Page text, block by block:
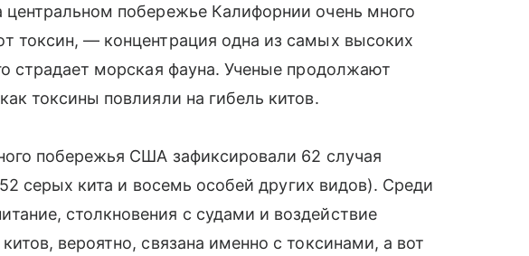
центральном побережье Калифорнии очень много
токсин, — концентрация одна из самых высоких
страдает морская фауна. Ученые продолжают
токсины повлияли на гибель китов.
побережья США зафиксировали 62 случая
серых кита и восемь особей других видов). Среди
столкновения с судами и воздействие
вероятно, связана именно с токсинами, а вот